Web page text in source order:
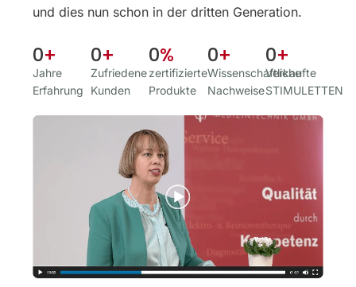
und dies nun schon in der dritten Generation.
Jahre
Erfahrung
0+
Zufriedene
Kunden
0+
zertifizierte
Produkte
0%
Wissenschaftliche
Nachweise
0+
Verkaufte
STIMULETTEN
0+